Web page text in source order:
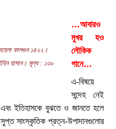
ফালগুন ১৪২২।
হাসান। মূল্য : ১৩০
…আবারও
মুখর হও
লৌকিক
গানে…
এ-বিষয়ে
সন্দেহ নেই
ইতিহাসকে বুঝতে ও জানতে হলে
সাংস্কৃতিক প্রত্ন-উপাদানগুলোর